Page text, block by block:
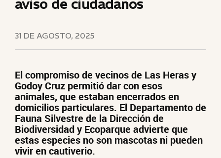
aviso de ciudadanos
31 DE AGOSTO, 2025
El compromiso de vecinos de Las Heras y
Godoy Cruz permitió dar con esos
animales, que estaban encerrados en
domicilios particulares. El Departamento de
Fauna Silvestre de la Dirección de
Biodiversidad y Ecoparque advierte que
estas especies no son mascotas ni pueden
vivir en cautiverio.